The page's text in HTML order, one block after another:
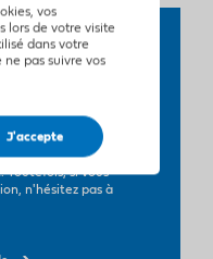
vos
lors de votre visite
dans votre
pas suivre vos
J'accepte
des thématiques
aides
nous efforçons de
si vous
n'hésitez pas à